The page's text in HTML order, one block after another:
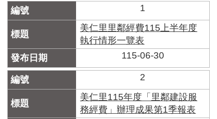
門
牌
合
索
系
統
化
1
美仁里里鄰經費115上半年度
執行情形一覽表
115-06-30
2
美仁里115年度「里鄰建設服
務經費」辦理成果第1季報表